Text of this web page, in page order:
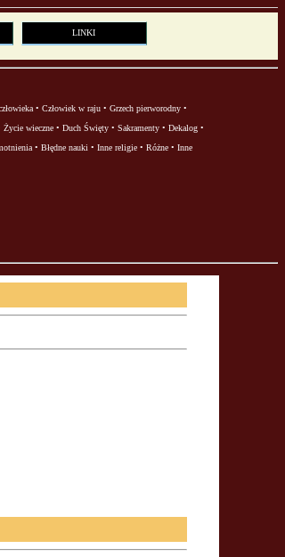
LINKI
• Człowiek w raju • Grzech pierworodny •
Życie wieczne• Duch Święty• Sakramenty• Dekalog•
• Błędne nauki • Inne religie• Różne• Inne